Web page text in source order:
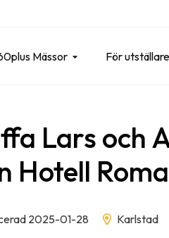
Mässor För utställare
Lars och
Hotell
2025-01-28 Karlstad